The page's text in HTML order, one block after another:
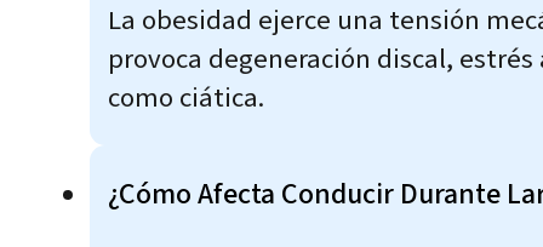
La obesidad ejerce una tensión
provoca degeneración discal,
como ciática.
¿Cómo Afecta Conducir Durante